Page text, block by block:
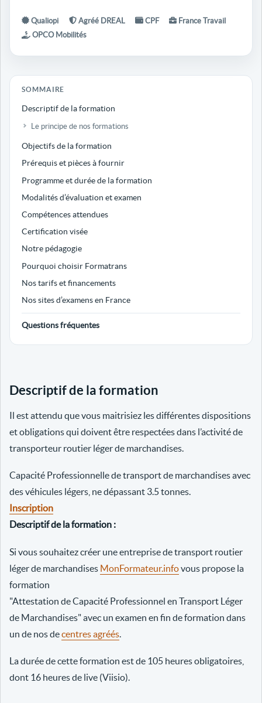
Qualiopi Agréé DREAL CPF
France Travail
OPCO Mobilités
SOMMAIRE
Descriptif de la formation
Le principe de nos formations
Objectifs de la formation
Prérequis et pièces à fournir
Programme et durée de la formation
Modalités d’évaluation et examen
Compétences attendues
Certification visée
Notre pédagogie
Pourquoi choisir Formatrans
Nos tarifs et financements
Nos sites d’examens en France
Questions fréquentes
Descriptif de la formation
Il est attendu que vous maitrisiez les différentes dispositions
et obligations qui doivent être respectées dans l’activité de
transporteur routier léger de marchandises.
Capacité Professionnelle de transport de marchandises avec
des véhicules légers, ne dépassant 3.5 tonnes.
Inscription
Descriptif de la formation :
Si vous souhaitez créer une entreprise de transport routier
léger de marchandises MonFormateur.infovous propose la
formation
"Attestation de Capacité Professionnel en Transport Léger
de Marchandises" avec un examen en fin de formation dans
un de nos decentres agréés
La durée de cette formation est de 105 heures obligatoires,
dont 16 heures de live (Viisio).